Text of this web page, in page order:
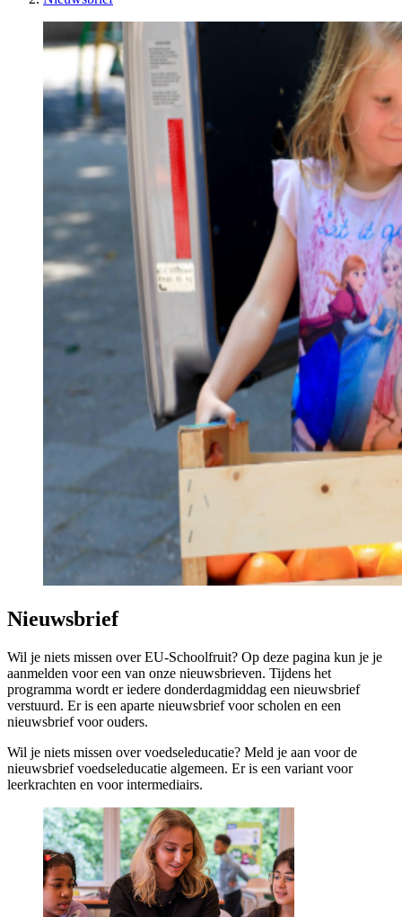
Nieuwsbrief
Wil je niets missen over EU-Schoolfruit? Op deze pagina kun je je
aanmelden voor een van onze nieuwsbrieven. Tijdens het
programma wordt er iedere donderdagmiddag een nieuwsbrief
verstuurd. Er is een aparte nieuwsbrief voor scholen en een
nieuwsbrief voor ouders.
Wil je niets missen over voedseleducatie? Meld je aan voor de
nieuwsbrief voedseleducatie algemeen. Er is een variant voor
leerkrachten en voor intermediairs.